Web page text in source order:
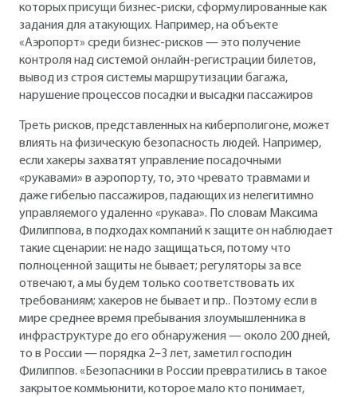
которых присущи бизнес-риски, сформулированные как
задания для атакующих. Например, на объекте
«Аэропорт» среди бизнес-рисков — это получение
контроля над системой онлайн-регистрации билетов,
вывод из строя системы маршрутизации багажа,
нарушение процессов посадки и высадки пассажиров
Треть рисков, представленных на киберполигоне, может
влиять на физическую безопасность людей. Например,
если хакеры захватят управление посадочными
«рукавами» в аэропорту, то, это чревато травмами и
даже гибелью пассажиров, падающих из нелегитимно
управляемого удаленно «рукава». По словам Максима
Филиппова, в подходах компаний к защите он наблюдает
такие сценарии: не надо защищаться, потому что
полноценной защиты не бывает; регуляторы за все
отвечают, а мы будем только соответствовать их
требованиям; хакеров не бывает и пр.. Поэтому если в
мире среднее время пребывания злоумышленника в
инфраструктуре до его обнаружения — около 200 дней,
то в России — порядка 2–3 лет, заметил господин
Филиппов. «Безопасники в России превратились в такое
закрытое коммьюнити, которое мало кто понимает,